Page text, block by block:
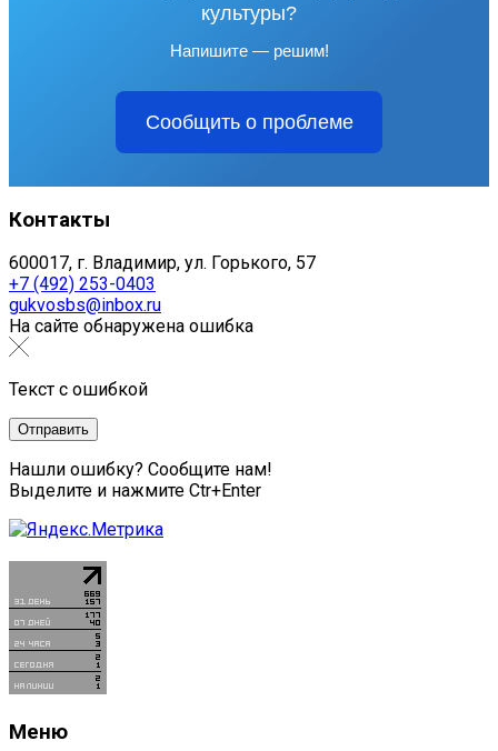
культуры?
Напишите — решим!
Сообщить о проблеме
Контакты
600017, г. Владимир, ул. Горького, 57
+7 (492) 253-0403
gukvosbs@inbox.ru
На сайте обнаружена ошибка
Текст с ошибкой
Нашли ошибку? Сообщите нам!
Выделите и нажмите Ctr+Enter
Меню